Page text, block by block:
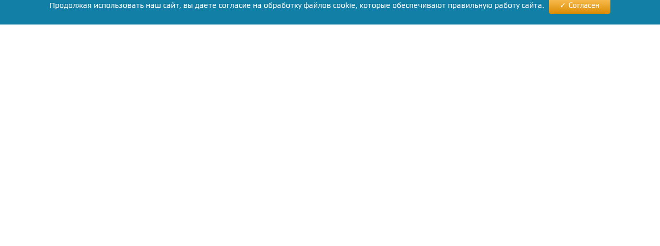
Продолжая использовать наш сайт, вы даете согласие на обработку файлов cookie, которые обеспечивают правильную работу сайта. Согласен